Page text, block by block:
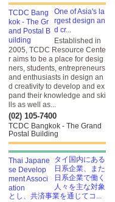
One of Asia's la
rgest design an
d cr...
Established in
2005, TCDC Resource Cente
r aims to be a place for desig
ners, students, entrepreneurs
and enthusiasts in design an
d creativity to develop and ex
pand their knowledge and ski
lls as well as...
(02) 105-7400
TCDC Bangkok - The Grand
Postal Building
タイ国内にある
日系企業、また
日系企業で働く
人々を主な対象
とし、共済事業を通じてコ...